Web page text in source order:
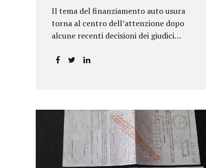
Il tema del finanziamento auto usura
torna al centro dell’attenzione dopo
alcune recenti decisioni dei giudici
anche i costi assicurativi collegati al
consumatori.